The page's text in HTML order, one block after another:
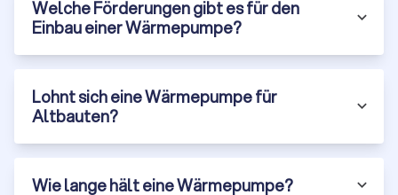
Welche Förderungen gibt es für den
Einbau einer Wärmepumpe?
Lohnt sich eine Wärmepumpe für
Altbauten?
Wie lange hält eine Wärmepumpe?